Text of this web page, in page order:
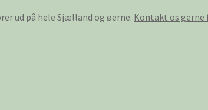
ud på hele Sjælland og øerne. Kontakt os